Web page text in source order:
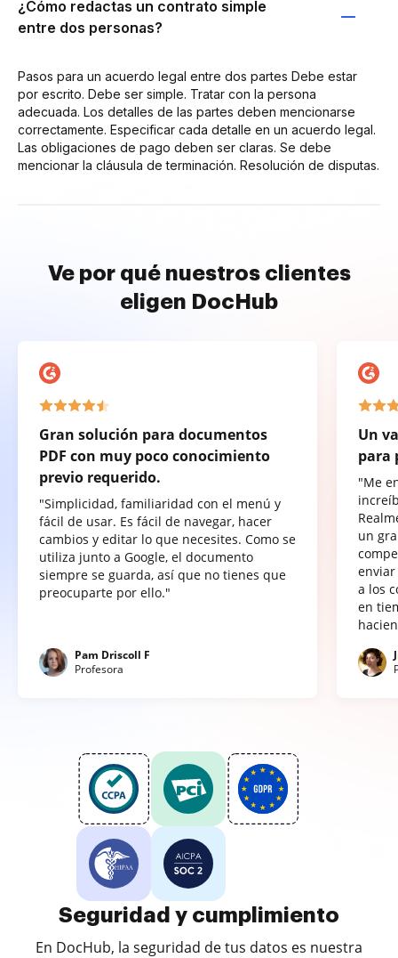
¿Cómo redactas un contrato simple
entre dos personas?
Pasos para un acuerdo legal entre dos partes Debe estar
por escrito. Debe ser simple. Tratar con la persona
adecuada. Los detalles de las partes deben mencionarse
correctamente. Especificar cada detalle en un acuerdo legal.
Las obligaciones de pago deben ser claras. Se debe
mencionar la cláusula de terminación. Resolución de disputas.
Ve por qué nuestros clientes
eligen DocHub
Gran solución para documentos
PDF con muy poco conocimiento
previo requerido.
"Simplicidad, familiaridad con el menú y
fácil de usar. Es fácil de navegar, hacer
cambios y editar lo que necesites. Como se
utiliza junto a Google, el documento
siempre se guarda, así que no tienes que
preocuparte por ello."
Pam Driscoll F
Profesora
Un
para
"Me
un
a los
en
Seguridad y cumplimiento
En DocHub, la seguridad de tus datos es nuestra